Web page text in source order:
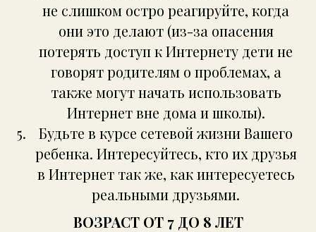
не слишком остро реагируйте, когда
они это делают (из-за опасения
потерять доступ к Интернету дети не
говорят родителям о проблемах, а
также могут начать использовать
Интернет вне дома и школы).
Будьте в курсе сетевой жизни Вашего
ребенка. Интересуйтесь, кто их друзья
в Интернет так же, как интересуетесь
реальными друзьями.
ВОЗРАСТ ОТ 7 ДО 8 ЛЕТ